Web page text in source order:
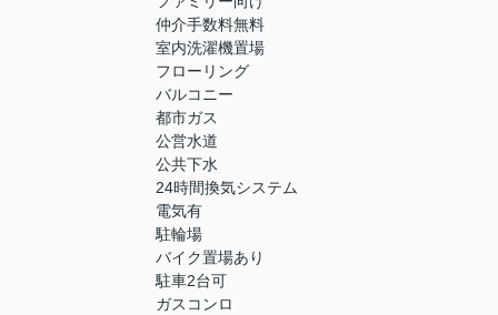
仲介手数料無料
室内洗濯機置場
フローリング
バルコニー
都市ガス
公営水道
公共下水
24時間換気システム
電気有
駐輪場
バイク置場あり
駐車2台可
ガスコンロ